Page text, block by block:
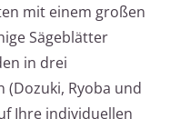
mit einem großen
Sägeblätter
in drei
(Dozuki, Ryoba und
Ihre individuellen